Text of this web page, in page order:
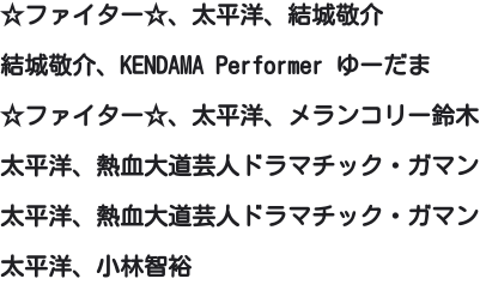
ファイター☆、太平洋、結城敬介
敬介、KENDAMA Performer ゆーだま
ファイター☆、太平洋、メランコリー鈴木
平洋、熱血大道芸人ドラマチック・ガマン
平洋、熱血大道芸人ドラマチック・ガマン
平洋、小林智裕